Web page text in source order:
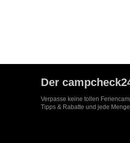
Der
Verpasse keine tollen
Tipps & Rabatte und jede